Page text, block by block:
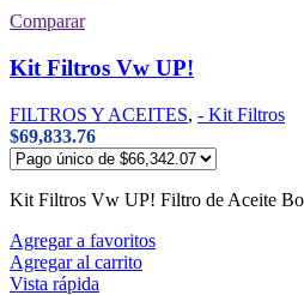
Comparar
Kit Filtros Vw UP!
FILTROS Y ACEITES, - Kit Filtros
$69,833.76
Kit Filtros Vw UP! Filtro de Aceite
Agregar a favoritos
Agregar al carrito
Vista rápida